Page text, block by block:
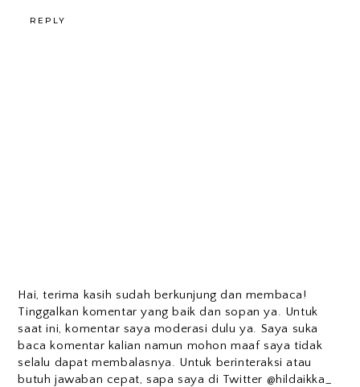
REPLY
Hai, terima kasih sudah berkunjung dan membaca!
Tinggalkan komentar yang baik dan sopan ya. Untuk
saat ini, komentar saya moderasi dulu ya. Saya suka
baca komentar kalian namun mohon maaf saya tidak
selalu dapat membalasnya. Untuk berinteraksi atau
butuh jawaban cepat, sapa saya di Twitter @hildaikka_